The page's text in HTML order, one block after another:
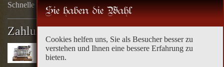
Schnelle Rücküberweisungen
Zahlungsarten
Sie haben die Wahl
Cookies helfen uns, Sie als Besucher besser zu
verstehen und Ihnen eine bessere Erfahrung zu
bieten.